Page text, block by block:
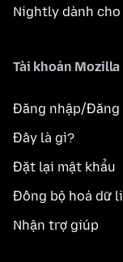
Nightly dành
Tài khoản Mozilla
Đăng nhập/Đăng
Đây là gì?
Đặt lại mật khẩu
Đồng bộ hoá dữ
Nhận trợ giúp